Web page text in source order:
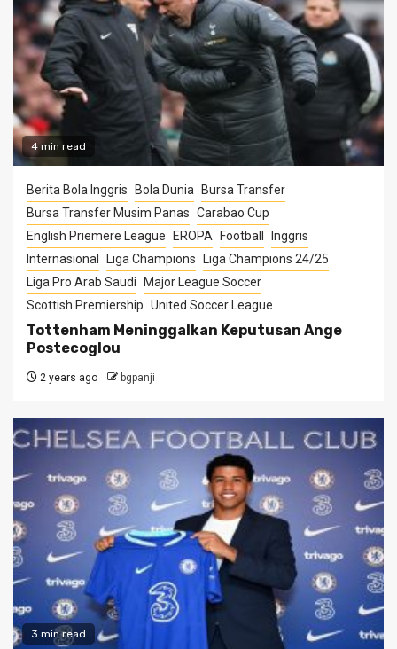
4 min read
Berita Bola Inggris Bola Dunia
Bursa Transfer
Bursa Transfer Musim Panas Carabao Cup
English Priemere League
EROPA Football
Inggris
Internasional
Liga Champions
Liga Champions 24/25
Liga Pro Arab Saudi
Major League Soccer
Scottish Premiership United Soccer League
Tottenham Meninggalkan Keputusan Ange
Postecoglou
2 years ago bgpanji
3 min read